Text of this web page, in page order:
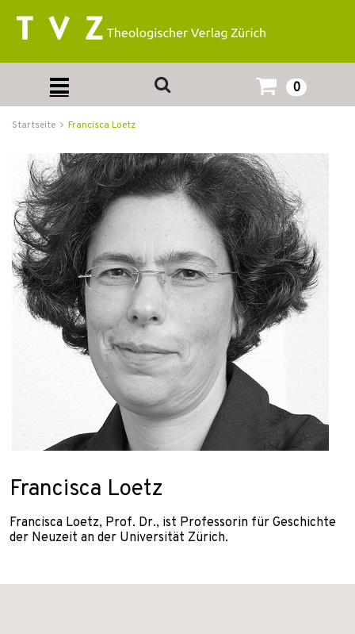
0
Startseite Francisca Loetz
Francisca Loetz
Francisca Loetz, Prof. Dr., ist Professorin für Geschichte
der Neuzeit an der Universität Zürich.